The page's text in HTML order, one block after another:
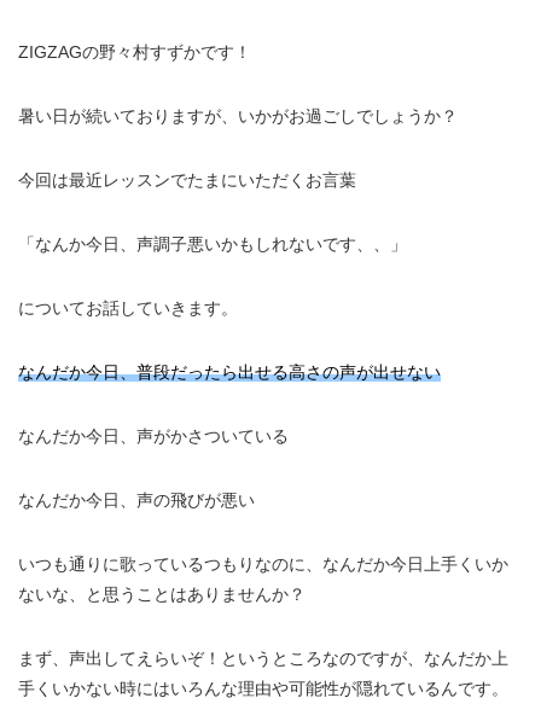
ZIGZAGの野々村すずかです！
暑い日が続いておりますが、いかがお過ごしでしょうか？
今回は最近レッスンでたまにいただくお言葉
「なんか今日、声調子悪いかもしれないです、、」
についてお話していきます。
なんだか今日、普段だったら出せる高さの声が出せない
なんだか今日、声がかさついている
なんだか今日、声の飛びが悪い
いつも通りに歌っているつもりなのに、なんだか今日上手くいか
ないな、と思うことはありませんか？
まず、声出してえらいぞ！というところなのですが、なんだか上
手くいかない時にはいろんな理由や可能性が隠れているんです。